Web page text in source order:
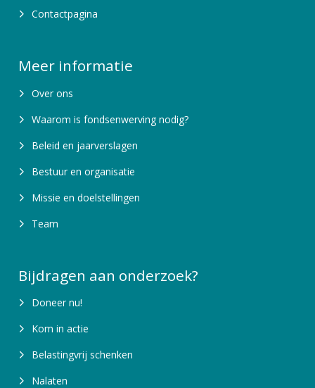
Contactpagina
Meer informatie
Over ons
Waarom is fondsenwerving nodig?
Beleid en jaarverslagen
Bestuur en organisatie
Missie en doelstellingen
Team
Bijdragen aan onderzoek?
Doneer nu!
Kom in actie
Belastingvrij schenken
Nalaten